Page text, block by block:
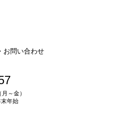
お問い合わせ
～金）
年始